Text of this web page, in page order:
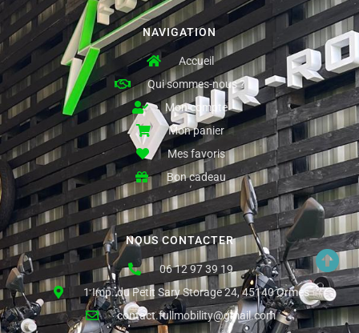
NAVIGATION
Accueil
Qui sommes-nous ?
Mon compte
Mon panier
Mes favoris
Bon cadeau
NOUS CONTACTER
06 12 97 39 19
1 Imp. du Petit Sary Storage 24, 45140 Ormes
contact.fullmobility@gmail.com